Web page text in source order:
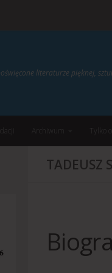
literaturze pięknej,
Archiwum Tylko
TADEUSZ